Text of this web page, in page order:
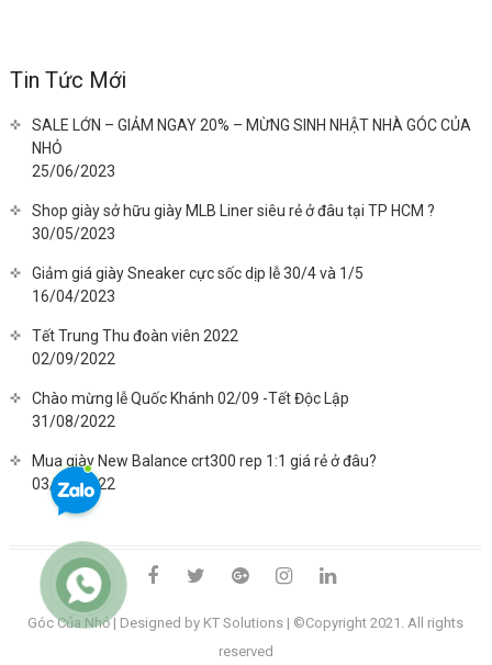
Tin Tức Mới
SALE LỚN – GIẢM NGAY 20% – MỪNG SINH NHẬT NHÀ GÓC CỦA
NHỎ
25/06/2023
Shop giày sở hữu giày MLB Liner siêu rẻ ở đâu tại TP HCM ?
30/05/2023
Giảm giá giày Sneaker cực sốc dịp lễ 30/4 và 1/5
16/04/2023
Tết Trung Thu đoàn viên 2022
02/09/2022
Chào mừng lễ Quốc Khánh 02/09 -Tết Độc Lập
31/08/2022
Mua giày New Balance crt300 rep 1:1 giá rẻ ở đâu?
03/08/2022
facebooktwittergoogleinstagramlinkedin
Góc Của Nhỏ| Designed by KT Solutions | ©Copyright 2021. All rights
reserved